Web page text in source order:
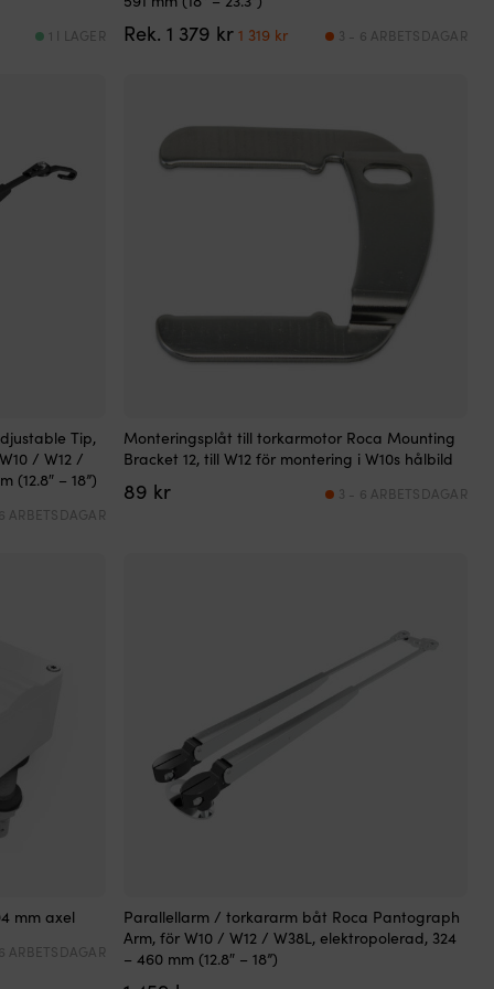
1 I LAGER Rek. 1 379 krDet
379 kr.
1 319 krDet
319 kr.
3 - 6 ARBETSDAGAR
Tip,
/ W12 /
(12.8″ – 18”)
ARBETSDAGAR
Monteringsplåt till torkarmotor Roca Mounting
Bracket 12, till W12 för montering i W10s hålbild
89 kr 3 - 6 ARBETSDAGAR
mm axel
ARBETSDAGAR
Parallellarm / torkararm båt Roca Pantograph
Arm, för W10 / W12 / W38L, elektropolerad, 324
– 460 mm (12.8″ – 18”)